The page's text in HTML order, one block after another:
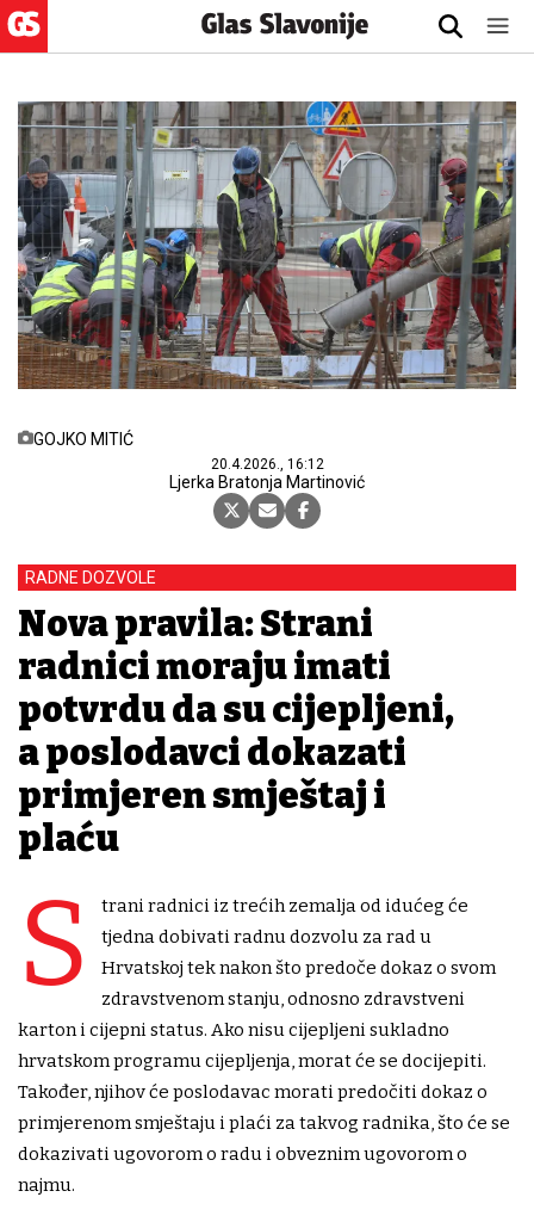
GOJKO MITIĆ
20.4.2026., 16:12
Ljerka Bratonja Martinović
RADNE DOZVOLE
Nova pravila: Strani
radnici moraju imati
potvrdu da su cijepljeni,
a poslodavci dokazati
primjeren smještaj i
plaću
S
trani radnici iz trećih zemalja od idućeg će
tjedna dobivati radnu dozvolu za rad u
Hrvatskoj tek nakon što predoče dokaz o svom
zdravstvenom stanju, odnosno zdravstveni
karton i cijepni status. Ako nisu cijepljeni sukladno
hrvatskom programu cijepljenja, morat će se docijepiti.
Također, njihov će poslodavac morati predočiti dokaz o
primjerenom smještaju i plaći za takvog radnika, što će se
dokazivati ugovorom o radu i obveznim ugovorom o
najmu.